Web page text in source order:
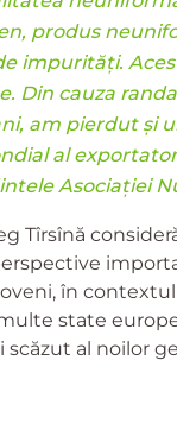
produs
impurități.
Din cauza
am pierdut și
al
Asociației
Tîrsînă
în
state
al noilor